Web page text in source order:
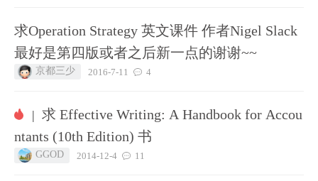
求Operation Strategy 英文课件 作者Nigel Slack
最好是第四版或者之后新一点的谢谢~~
京都三少 2016-7-11 4
| 求 Effective Writing: A Handbook for Accou
ntants (10th Edition) 书
GGOD 2014-12-4 11